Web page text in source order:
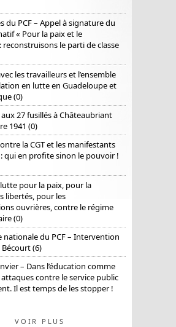
du PCF – Appel à signature du
« Pour la paix et le
reconstruisons le parti de classe
les travailleurs et l’ensemble
en lutte en Guadeloupe et
(0)
27 fusillés à Châteaubriant
1941 (0)
la CGT et les manifestants
qui en profite sinon le pouvoir !
pour la paix, pour la
libertés, pour les
ouvrières, contre le régime
(0)
nationale du PCF – Intervention
(6)
– Dans l’éducation comme
attaques contre le service public
Il est temps de les stopper !
VOIR PLUS